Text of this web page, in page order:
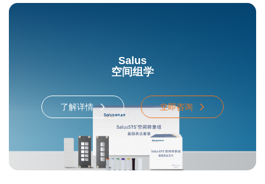
Salus
空间组学
了解详情 立即咨询